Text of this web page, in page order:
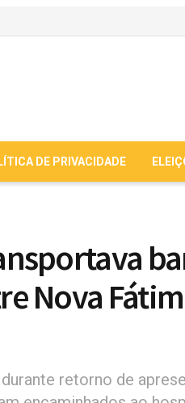
DE PRIVACIDADE
Nova
retorno de